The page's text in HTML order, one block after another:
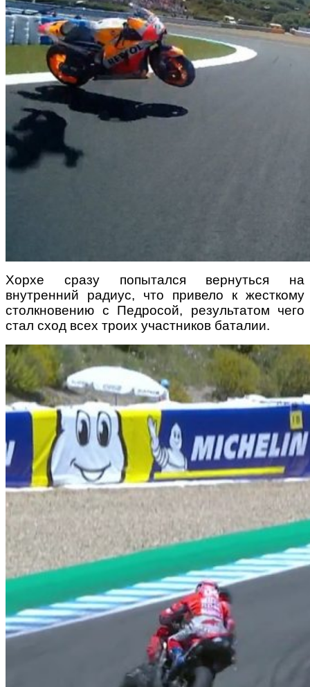
Хорхе сразу попытался вернуться на
внутренний радиус, что привело к жесткому
столкновению с Педросой, результатом чего
стал сход всех троих участников баталии.